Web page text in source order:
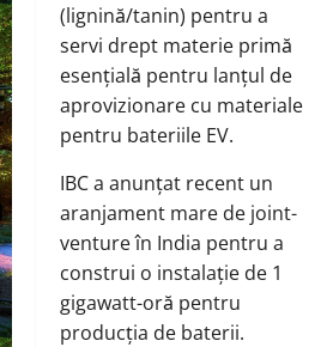
(lignină/tanin) pentru a
servi drept materie primă
esențială pentru lanțul de
aprovizionare cu materiale
pentru bateriile EV.
IBC a anunțat recent un
aranjament mare de joint-
venture în India pentru a
construi o instalație de 1
gigawatt-oră pentru
producția de baterii.